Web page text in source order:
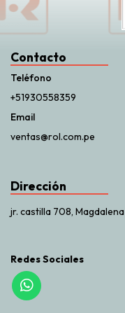
Contacto
Teléfono
+51930558359
Email
ventas@rol.com.pe
Dirección
jr. castilla 708, Magdalena
Redes Sociales